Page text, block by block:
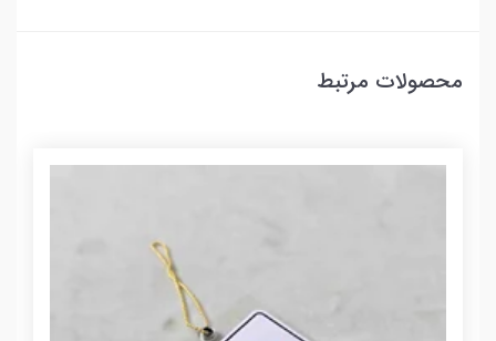
محصولات مرتبط